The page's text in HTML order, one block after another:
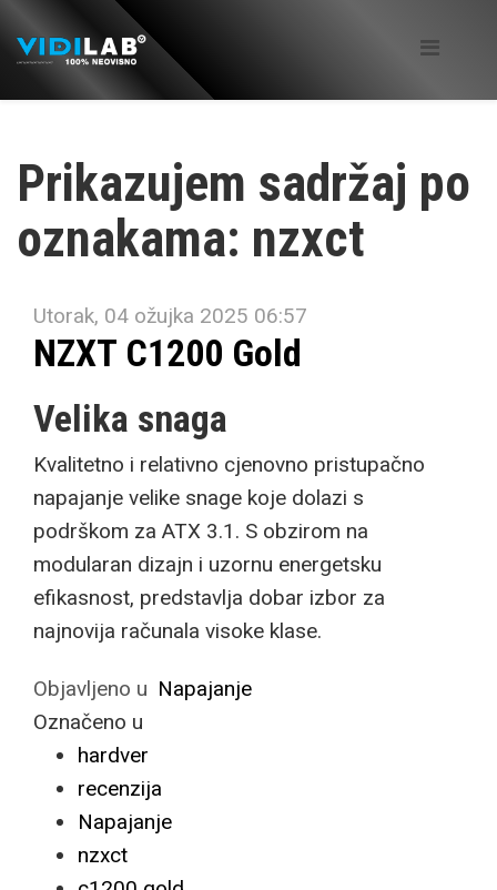
Prikazujem sadržaj po
oznakama: nzxct
Utorak, 04 ožujka 2025 06:57
NZXT C1200 Gold
Velika snaga
Kvalitetno i relativno cjenovno pristupačno
napajanje velike snage koje dolazi s
podrškom za ATX 3.1. S obzirom na
modularan dizajn i uzornu energetsku
efikasnost, predstavlja dobar izbor za
najnovija računala visoke klase.
Objavljeno u Napajanje
Označeno u
hardver
recenzija
Napajanje
nzxct